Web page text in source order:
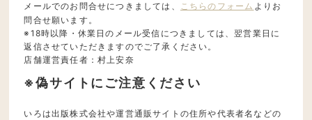
メールでのお問合せにつきましては、 こちらのフォーム よりお
問合せ願います。
※18時以降・休業日のメール受信につきましては、翌営業日に
返信させていただきますのでご了承ください。
店舗運営責任者：村上安奈
※偽サイトにご注意ください
いろは出版株式会社や運営通販サイトの住所や代表者名などの